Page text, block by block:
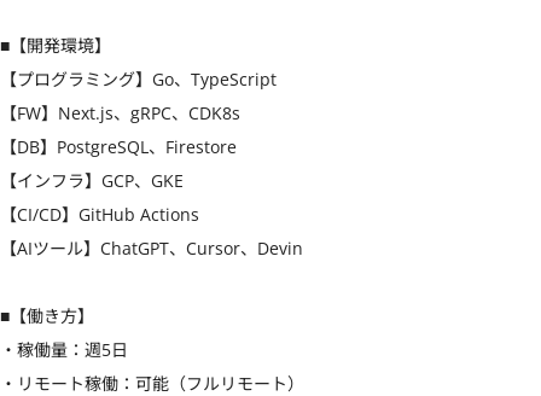
■【開発環境】
【プログラミング】Go、TypeScript
【FW】Next.js、gRPC、CDK8s
【DB】PostgreSQL、Firestore
【インフラ】GCP、GKE
【CI/CD】GitHub Actions
【AIツール】ChatGPT、Cursor、Devin
■【働き方】
・稼働量：週5日
・リモート稼働：可能（フルリモート）